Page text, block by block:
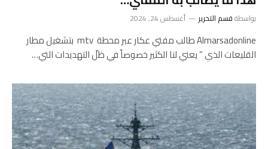
بواسطةقسم التحرير أغسطس 24, 2024
Almarsadonline طالب مفتي ‎عكار عبر محطة mtv بتشغيل ‎مطار
القليعات الذي ” يعني لنا الكثير خصوصاً في ظلّ التهديدات التي…